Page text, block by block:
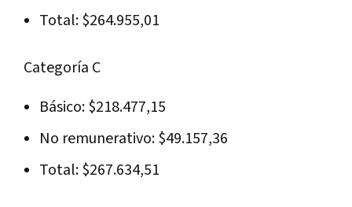
Total: $264.955,01
Categoría C
Básico: $218.477,15
No remunerativo: $49.157,36
Total: $267.634,51